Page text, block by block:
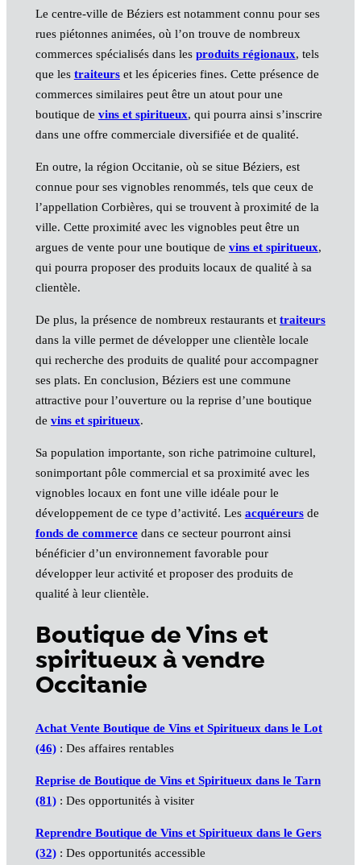
Le centre-ville de Béziers est notamment connu pour ses
rues piétonnes animées, où l’on trouve de nombreux
commerces spécialisés dans les produits régionaux, tels
que les traiteurset les épiceries fines. Cette présence de
commerces similaires peut être un atout pour une
boutique de vins et spiritueux, qui pourra ainsi s’inscrire
dans une offre commerciale diversifiée et de qualité.
En outre, la région Occitanie, où se situe Béziers, est
connue pour ses vignobles renommés, tels que ceux de
l’appellation Corbières, qui se trouvent à proximité de la
ville. Cette proximité avec les vignobles peut être un
argues de vente pour une boutique de vins et spiritueux,
qui pourra proposer des produits locaux de qualité à sa
clientèle.
De plus, la présence de nombreux restaurants et traiteurs
dans la ville permet de développer une clientèle locale
qui recherche des produits de qualité pour accompagner
ses plats. En conclusion, Béziers est une commune
attractive pour l’ouverture ou la reprise d’une boutique
de vins et spiritueux.
Sa population importante, son riche patrimoine culturel,
sonimportant pôle commercial et sa proximité avec les
vignobles locaux en font une ville idéale pour le
développement de ce type d’activité. Les acquéreursde
fonds de commercedans ce secteur pourront ainsi
bénéficier d’un environnement favorable pour
développer leur activité et proposer des produits de
qualité à leur clientèle.
Boutique de Vins et
spiritueux à vendre
Occitanie
Achat Vente Boutique de Vins et Spiritueux dans le Lot
(46): Des affaires rentables
Reprise de Boutique de Vins et Spiritueux dans le Tarn
(81): Des opportunités à visiter
Reprendre Boutique de Vins et Spiritueux dans le Gers
(32): Des opportunités accessible